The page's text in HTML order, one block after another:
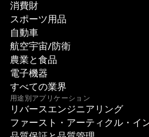
消費財
スポーツ用品
自動車
航空宇宙/防衛
農業と食品
電子機器
すべての業界
用途別アプリケーション
リバースエンジニアリング
ファースト・アーティクル・イ